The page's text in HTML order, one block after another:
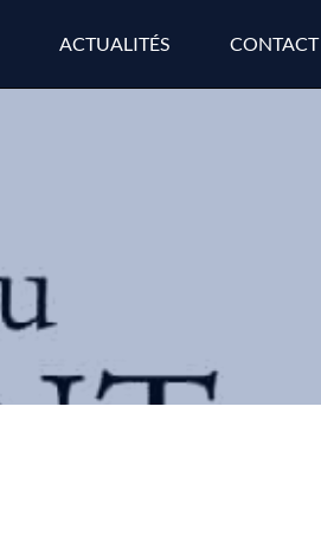
ACTUALITÉS CONTACT